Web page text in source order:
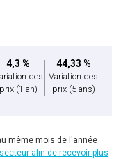
4,3 %
des
prix (1 an)
44,33 %
Variation des
prix (5 ans)
même mois de l'année
afin de recevoir plus